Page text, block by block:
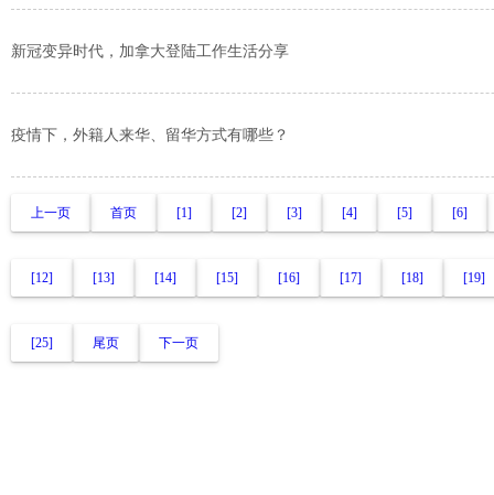
新冠变异时代，加拿大登陆工作生活分享
疫情下，外籍人来华、留华方式有哪些？
上一页 首页 [1] [2] [3] [4] [5] [6]
[12] [13] [14] [15] [16] [17] [18] [19]
[25] 尾页 下一页